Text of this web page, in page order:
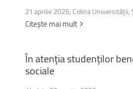
21 aprilie 2026, Colina Universității,
Citește mai mult
Înatențiastudenților
sociale